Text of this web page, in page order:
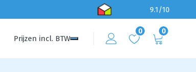
9.1/10
Prijzen incl. BTW
0 0